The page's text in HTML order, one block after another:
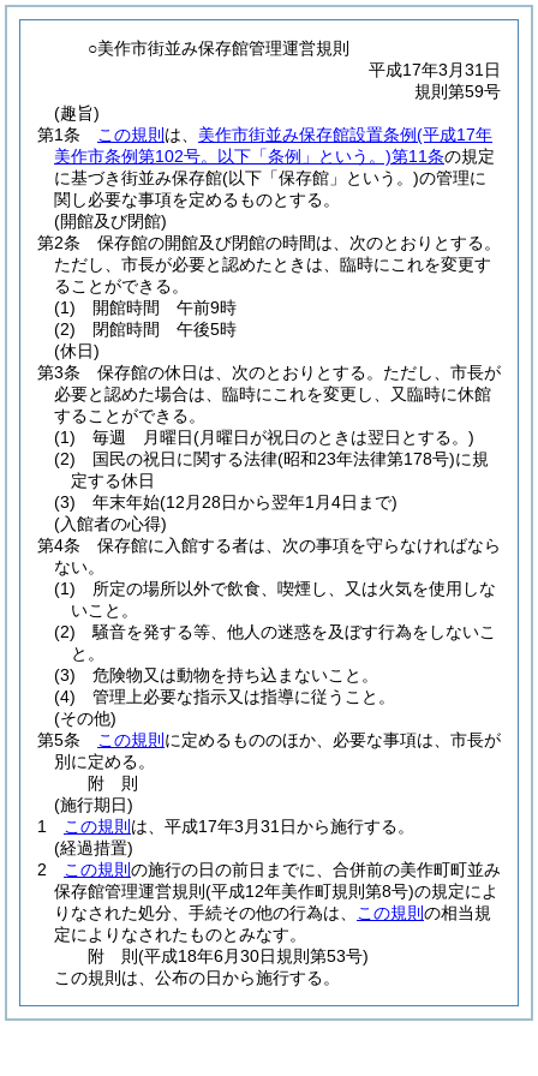
○美作市街並み保存館管理運営規則
平成17年3月31日
規則第59号
(趣旨)
第1条
この規則 は、 美作市街並み保存館設置条例(平成17年
美作市条例第102号。以下「条例」という。)第11条の規定
に基づき街並み保存館(以下「保存館」という。)の管理に
関し必要な事項を定めるものとする。
(開館及び閉館)
第2条
保存館の開館及び閉館の時間は、次のとおりとする。
ただし、市長が必要と認めたときは、臨時にこれを変更す
ることができる。
(1)
開館時間 午前9時
(2)
閉館時間 午後5時
(休日)
第3条
保存館の休日は、次のとおりとする。 ただし、市長が
必要と認めた場合は、臨時にこれを変更し、又臨時に休館
することができる。
(1)
毎週 月曜日(月曜日が祝日のときは翌日とする。)
(2)
国民の祝日に関する法律(昭和23年法律第178号)に規
定する休日
(3)
年末年始(12月28日から翌年1月4日まで)
(入館者の心得)
第4条
保存館に入館する者は、次の事項を守らなければなら
ない。
(1)
所定の場所以外で飲食、喫煙し、又は火気を使用しな
いこと。
(2)
騒音を発する等、他人の迷惑を及ぼす行為をしないこ
と。
(3)
危険物又は動物を持ち込まないこと。
(4)
管理上必要な指示又は指導に従うこと。
(その他)
第5条
この規則 に定めるもののほか、必要な事項は、市長が
別に定める。
附 則
(施行期日)
1
この規則 は、平成17年3月31日から施行する。
(経過措置)
2
この規則 の施行の日の前日までに、合併前の美作町町並み
保存館管理運営規則 (平成12年美作町規則第8号)の規定によ
りなされた処分、手続その他の行為は、
この規則 の相当規
定によりなされたものとみなす。
附 則(平成18年6月30日規則第53号)
この規則は、公布の日から施行する。